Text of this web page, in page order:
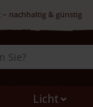
– nachhaltig & günstig
Licht